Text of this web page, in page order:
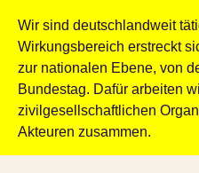
Wir sind deutschlandweit
Wirkungsbereich erstreckt
zur nationalen Ebene, von
Bundestag. Dafür arbeiten
zivilgesellschaftlichen
Akteuren zusammen.